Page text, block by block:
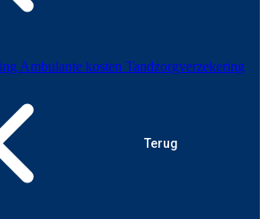
Ambulante kosten Tandzorgverzekering
Terug